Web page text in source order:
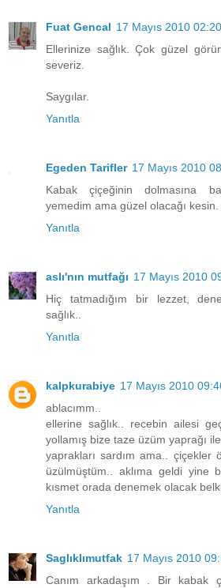
Fuat Gencal 17 Mayıs 2010 02:20
Ellerinize sağlık. Çok güzel
severiz.
Saygılar.
Yanıtla
Egeden Tarifler 17 Mayıs 2010
Kabak çiçeğinin dolmasına
yemedim ama güzel olacağı kesin.
Yanıtla
aslı'nın mutfağı 17 Mayıs 2010
Hiç tatmadığım bir lezzet,
sağlık..
Yanıtla
kalpkurabiye 17 Mayıs 2010
ablacımm..
ellerine sağlık.. recebin ailesi
yollamış bize taze üzüm yaprağı
yaprakları sardım ama.. çiçekler
üzülmüştüm.. aklıma geldi yine
kısmet orada denemek olacak
Yanıtla
Saglıklımutfak 17 Mayıs 2010
Canım arkadaşım . Bir kabak